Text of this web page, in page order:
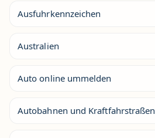
Ausfuhrkennzeichen
Australien
Auto online ummelden
Autobahnen und Kraftfahrstraßen